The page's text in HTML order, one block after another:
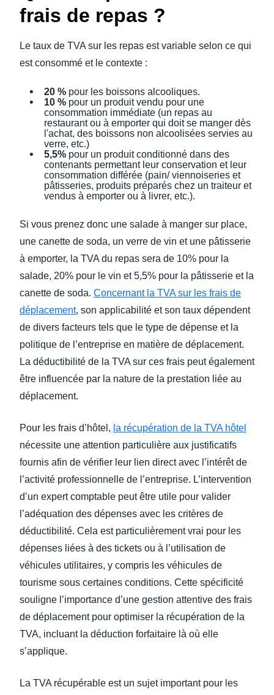
frais de repas ?
Le taux de TVA sur les repas est variable selon ce qui
est consommé et le contexte :
20 % pour les boissons alcooliques.
10 % pour un produit vendu pour une
consommation immédiate (un repas au
restaurant ou à emporter qui doit se manger dès
l'achat, des boissons non alcoolisées servies au
verre, etc.)
5,5% pour un produit conditionné dans des
contenants permettant leur conservation et leur
consommation différée (pain/ viennoiseries et
pâtisseries, produits préparés chez un traiteur et
vendus à emporter ou à livrer, etc.).
Si vous prenez donc une salade à manger sur place,
une canette de soda, un verre de vin et une pâtisserie
à emporter, la TVA du repas sera de 10% pour la
salade, 20% pour le vin et 5,5% pour la pâtisserie et la
canette de soda. Concernant la TVA sur les frais de
déplacement, son applicabilité et son taux dépendent
de divers facteurs tels que le type de dépense et la
politique de l’entreprise en matière de déplacement.
La déductibilité de la TVA sur ces frais peut également
être influencée par la nature de la prestation liée au
déplacement.
Pour les frais d’hôtel, la récupération de la TVA hôtel
nécessite une attention particulière aux justificatifs
fournis afin de vérifier leur lien direct avec l’intérêt de
l’activité professionnelle de l’entreprise. L’intervention
d’un expert comptable peut être utile pour valider
l’adéquation des dépenses avec les critères de
déductibilité. Cela est particulièrement vrai pour les
dépenses liées à des tickets ou à l’utilisation de
véhicules utilitaires, y compris les véhicules de
tourisme sous certaines conditions. Cette spécificité
souligne l’importance d’une gestion attentive des frais
de déplacement pour optimiser la récupération de la
TVA, incluant la déduction forfaitaire là où elle
s’applique.
La TVA récupérable est un sujet important pour les